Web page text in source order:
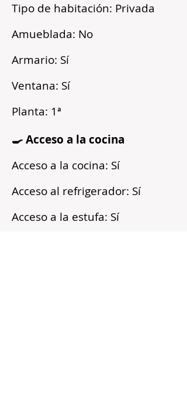
Tipo de habitación: Privada
Amueblada: No
Armario: Sí
Ventana: Sí
Planta: 1ª
🍳 Acceso a la cocina
Acceso a la cocina: Sí
Acceso al refrigerador: Sí
Acceso a la estufa: Sí